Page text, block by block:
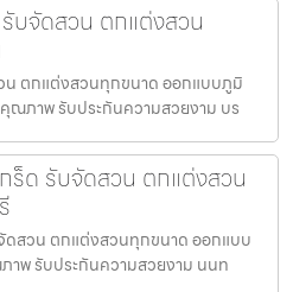
บจัดสวน ตกแต่งสวน
ตกแต่งสวนทุกขนาด ออกแบบภูมิ
ณภาพ รับประกันความสวยงาม บร
ร็ด รับจัดสวน ตกแต่งสวน
ดสวน ตกแต่งสวนทุกขนาด ออกแบบ
าพ รับประกันความสวยงาม นนท